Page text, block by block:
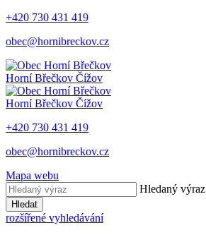
+420 730 431 419
obec@hornibreckov.cz
Horní Břečkov Čížov
Horní Břečkov Čížov
+420 730 431 419
obec@hornibreckov.cz
Mapa webu
Hledaný výraz
Hledat
rozšířené vyhledávání